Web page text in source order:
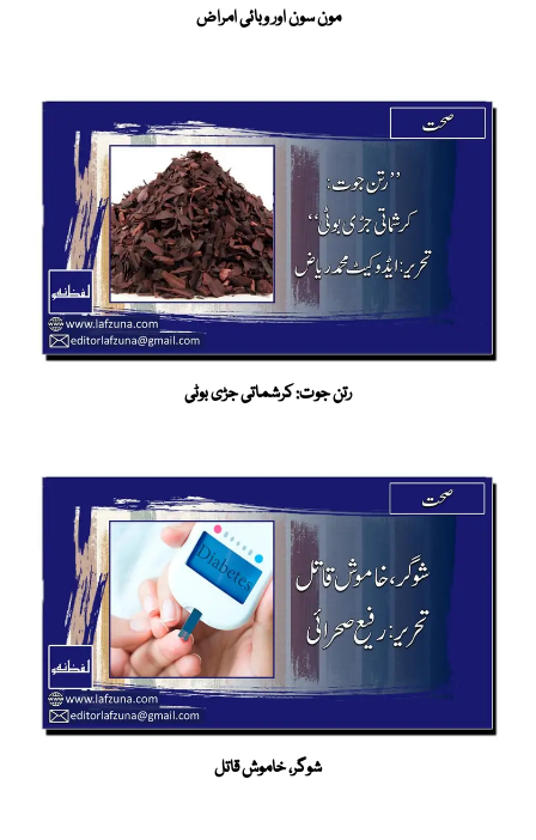
مون سون اور وبائی امراض
رتن جوت: کرشماتی جڑی بوٹی
شوگر، خاموش قاتل